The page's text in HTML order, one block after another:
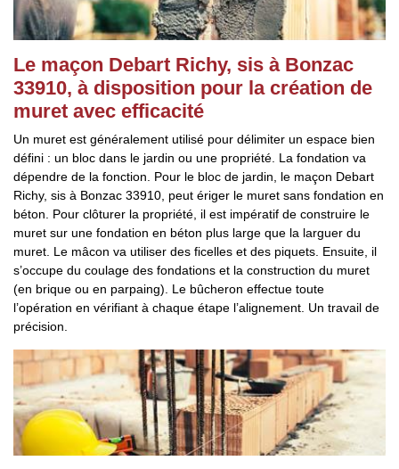
Le maçon Debart Richy, sis à Bonzac
33910, à disposition pour la création de
muret avec efficacité
Un muret est généralement utilisé pour délimiter un espace bien
défini : un bloc dans le jardin ou une propriété. La fondation va
dépendre de la fonction. Pour le bloc de jardin, le maçon Debart
Richy, sis à Bonzac 33910, peut ériger le muret sans fondation en
béton. Pour clôturer la propriété, il est impératif de construire le
muret sur une fondation en béton plus large que la larguer du
muret. Le mâcon va utiliser des ficelles et des piquets. Ensuite, il
s’occupe du coulage des fondations et la construction du muret
(en brique ou en parpaing). Le bûcheron effectue toute
l’opération en vérifiant à chaque étape l’alignement. Un travail de
précision.